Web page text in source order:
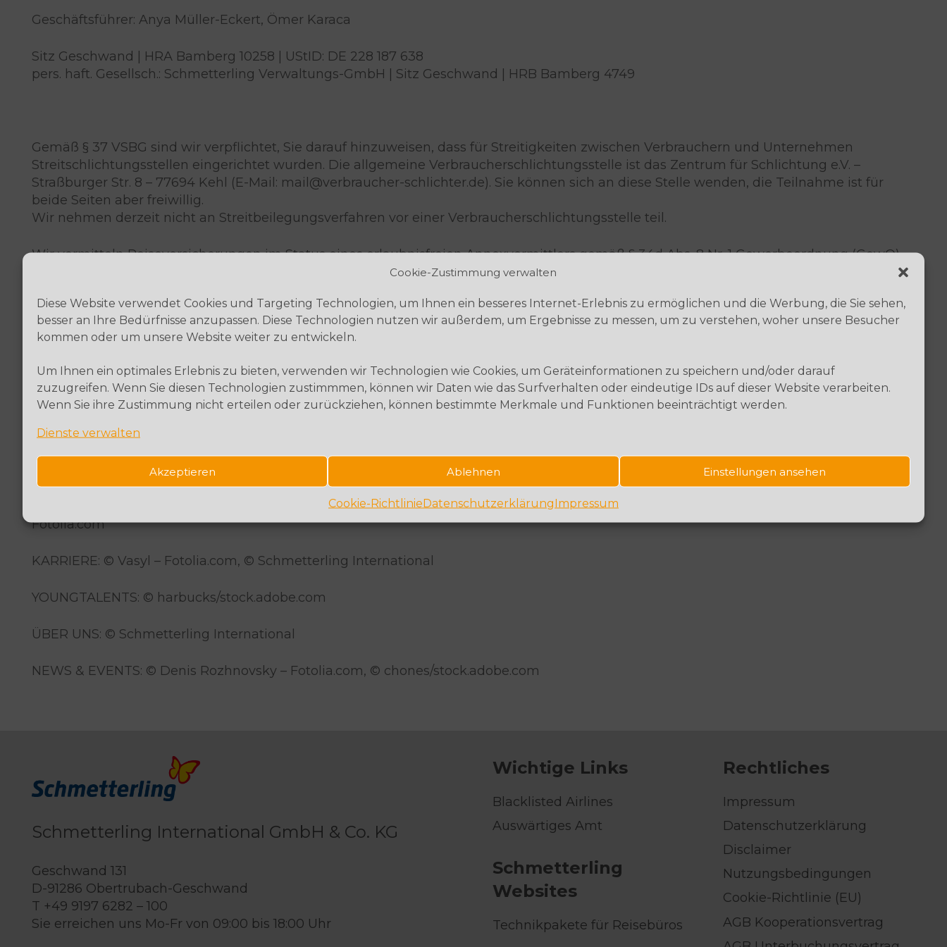
Cookie-Zustimmung verwalten
Diese Website verwendet Cookies und Targeting Technologien, um Ihnen ein besseres Internet-Erlebnis zu ermöglichen und die Werbung, die Sie sehen,
besser an Ihre Bedürfnisse anzupassen. Diese Technologien nutzen wir außerdem, um Ergebnisse zu messen, um zu verstehen, woher unsere Besucher
kommen oder um unsere Website weiter zu entwickeln.
Um Ihnen ein optimales Erlebnis zu bieten, verwenden wir Technologien wie Cookies, um Geräteinformationen zu speichern und/oder darauf
zuzugreifen. Wenn Sie diesen Technologien zustimmmen, können wir Daten wie das Surfverhalten oder eindeutige IDs auf dieser Website verarbeiten.
Wenn Sie ihre Zustimmung nicht erteilen oder zurückziehen, können bestimmte Merkmale und Funktionen beeinträchtigt werden.
Dienste verwalten
Akzeptieren Ablehnen Einstellungen ansehen
Cookie-RichtlinieDatenschutzerklärungImpressum
Geschäftsführer: Anya Müller-Eckert, Ömer Karaca
Sitz Geschwand | HRA Bamberg 10258 | UStID: DE 228 187 638
pers. haft. Gesellsch.: Schmetterling Verwaltungs-GmbH | Sitz Geschwand | HRB Bamberg 4749
Gemäß § 37 VSBG sind wir verpflichtet, Sie darauf hinzuweisen, dass für Streitigkeiten zwischen Verbrauchern und Unternehmen
Streitschlichtungsstellen eingerichtet wurden. Die allgemeine Verbraucherschlichtungsstelle ist das Zentrum für Schlichtung e.V. –
Straßburger Str. 8 – 77694 Kehl (E-Mail: mail@verbraucher-schlichter.de). Sie können sich an diese Stelle wenden, die Teilnahme ist für
beide Seiten aber freiwillig.
Wir nehmen derzeit nicht an Streitbeilegungsverfahren vor einer Verbraucherschlichtungsstelle teil.
Wir vermitteln Reiseversicherungen im Status eines erlaubnisfreien Annexvermittlers gemäß § 34d Abs. 8 Nr. 1 Gewerbeordnung (GewO).
Versicherungsombudsmann e.V.
Postfach 08 06 32
10006 Berlin
Bildnachweise
STARTSEITE: © Martin Dimitrov/E+ via Getty Images, © Alena Ozerova/stock.adobe.com, © Toria/Shutterstock.com, © Christoph
Hetzmannseder/Moment via Getty Images, © hbrh/stock.adobe.com, © ivanko80 – Fotolia.com, © shutterstock_(c)NAPA_549644008.jpg
(Anzeige Kreuzfahrt)
LÖSUNGEN: © Alena Ozerova/stock.adobe.com, © 279photo Studio/Shutterstock.com, © dima_sidelnikov/stock.adobe.com, © nd3000 –
Fotolia.com
KARRIERE: © Vasyl – Fotolia.com, © Schmetterling International
YOUNGTALENTS: © harbucks/stock.adobe.com
ÜBER UNS: © Schmetterling International
NEWS & EVENTS: © Denis Rozhnovsky – Fotolia.com, © chones/stock.adobe.com
Schmetterling International GmbH & Co. KG
Geschwand 131
D-91286 Obertrubach-Geschwand
T +49 9197 6282 – 100
Sie erreichen uns Mo-Fr von 09:00 bis 18:00 Uhr
Wichtige Links
Blacklisted Airlines
Auswärtiges Amt
Schmetterling
Websites
Technikpakete für Reisebüros
Rechtliches
Impressum
Datenschutzerklärung
Disclaimer
Nutzungsbedingungen
Cookie-Richtlinie (EU)
AGB Kooperationsvertrag